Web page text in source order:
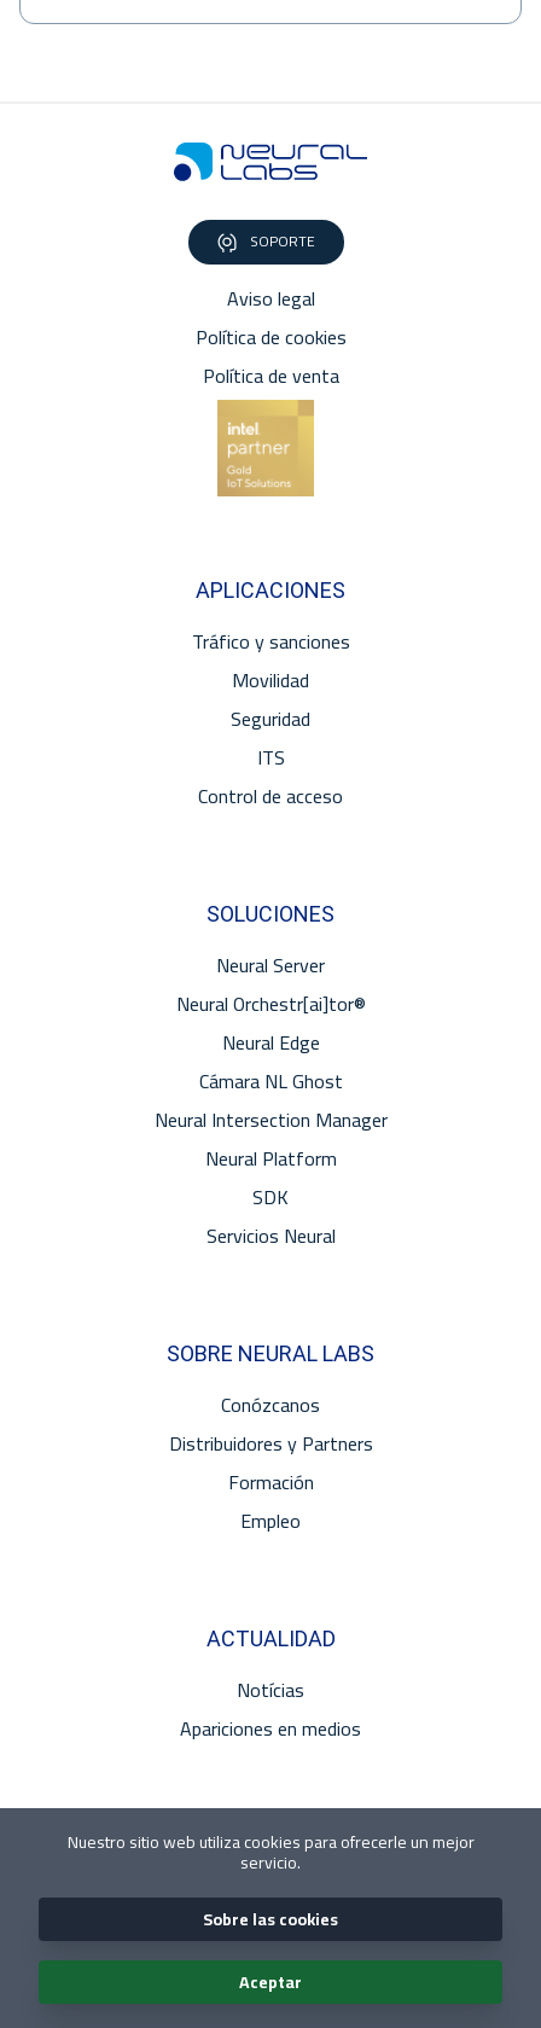
SOPORTE
Aviso legal
Política de cookies
Política de venta
APLICACIONES
Tráfico y sanciones
Movilidad
Seguridad
ITS
Control de acceso
SOLUCIONES
Neural Server
Neural Orchestr[ai]tor®
Neural Edge
Cámara NL Ghost
Neural Intersection Manager
Neural Platform
SDK
Servicios Neural
SOBRE NEURAL LABS
Conózcanos
Distribuidores y Partners
Formación
Empleo
ACTUALIDAD
Notícias
Apariciones en medios
REDES
NEWSLETTER
Nuestro sitio web utiliza cookies para ofrecerle un mejor
servicio.
Sobre las cookies
Aceptar